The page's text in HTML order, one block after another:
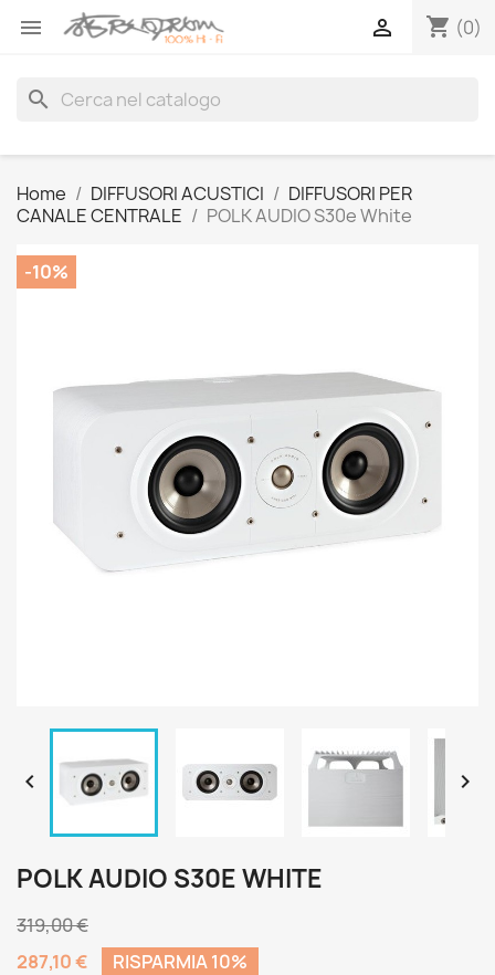
 shopping_cart (0)

search
Home DIFFUSORI ACUSTICI
DIFFUSORI PER
CANALE CENTRALE
POLK AUDIO S30e White
-10%
 
POLK AUDIO S30E WHITE
319,00 €
287,10 €
RISPARMIA 10%